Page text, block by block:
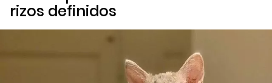
rizos definidos